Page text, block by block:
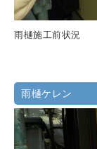
雨樋施工前状況
雨樋ケレン